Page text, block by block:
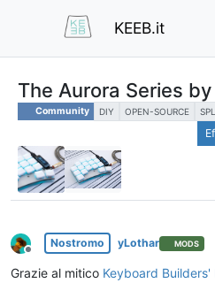
KEEB.it
The Aurora Series
Community DIY OPEN-SOURCE
Non in linea
Nostromo yLothar MODS
Grazie al mitico Keyboard Builders'